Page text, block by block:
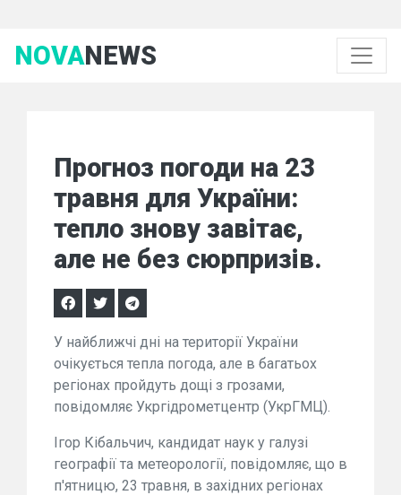
NOVANEWS
Прогноз погоди на 23
травня для України:
тепло знову завітає,
але не без сюрпризів.
У найближчі дні на території України
очікується тепла погода, але в багатьох
регіонах пройдуть дощі з грозами,
повідомляє Укргідрометцентр (УкрГМЦ).
Ігор Кібальчич, кандидат наук у галузі
географії та метеорології, повідомляє, що в
п'ятницю, 23 травня, в західних регіонах